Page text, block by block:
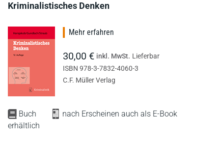
Kriminalistisches Denken
Buch
nach Erscheinen auch als E-Book
erhältlich
Mehr erfahren
30,00 € inkl. MwSt. Lieferbar
ISBN 978-3-7832-4060-3
C.F. Müller Verlag